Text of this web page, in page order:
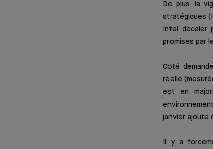
De plus, la
stratégiques
Intel décaler
promises par
Côté
réelle
est en
janvier ajoute
Il y a